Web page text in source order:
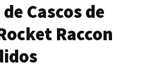
Cascos de
Raccon